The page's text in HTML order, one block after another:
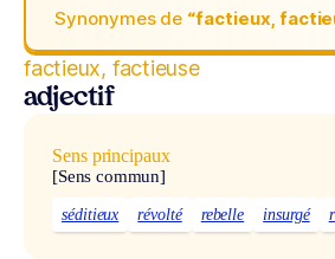
Synonymes de “factieux,
factieux, factieuse
adjectif
Sens principaux
[Sens commun]
séditieux révolté rebelle insurgé